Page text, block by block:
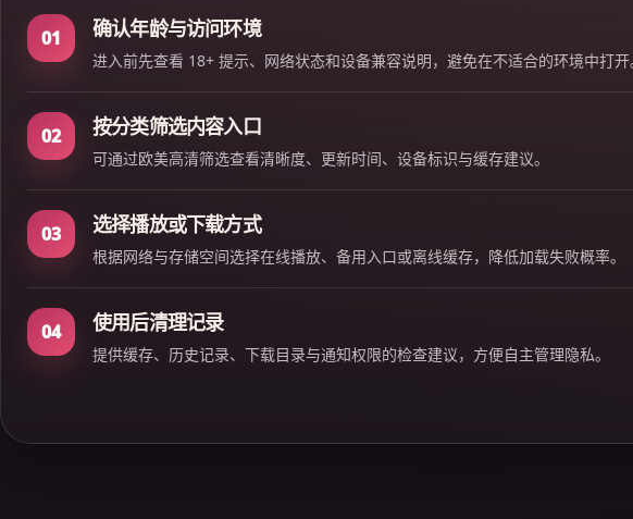
01 确认年龄与访问环境
进入前先查看 18+ 提示、网络状态和设备兼容说明，避免在不适合的环境中打开
02 按分类筛选内容入口
可通过欧美高清筛选查看清晰度、更新时间、设备标识与缓存建议。
03 选择播放或下载方式
根据网络与存储空间选择在线播放、备用入口或离线缓存，降低加载失败概率。
04 使用后清理记录
提供缓存、历史记录、下载目录与通知权限的检查建议，方便自主管理隐私。